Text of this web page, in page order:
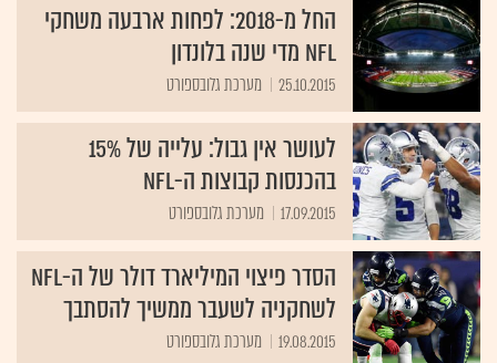
החל מ-2018: לפחות ארבעה משחקי
NFL מדי שנה בלונדון
25.10.2015 מערכת גלובספורט
לעושר אין גבול: עלייה של 15%
בהכנסות קבוצות ה-NFL
17.09.2015 מערכת גלובספורט
הסדר פיצוי המיליארד דולר של ה-NFL
לשחקניה לשעבר ממשיך להסתבך
19.08.2015 מערכת גלובספורט